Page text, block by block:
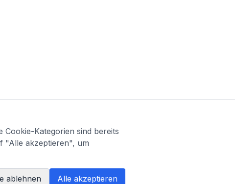
Kategorien sind bereits
"Alle akzeptieren", um
ablehnen Alle akzeptieren